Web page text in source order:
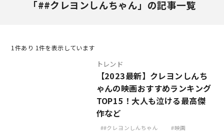
「##クレヨンしんちゃん」の記事一覧
1 件あり 1件を表示しています
トレンド
【2023最新】クレヨンしんち
ゃんの映画おすすめランキング
TOP15！大人も泣ける最高傑
作など
#クレヨンしんちゃん
映画